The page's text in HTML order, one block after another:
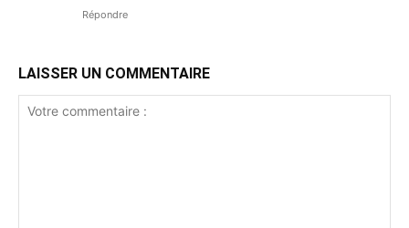
Répondre
LAISSER UN COMMENTAIRE